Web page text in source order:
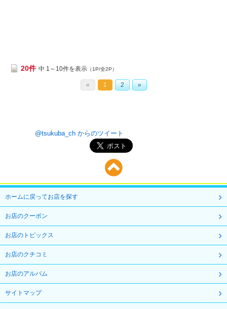
20件 中 1～10件を表示 （1P/全2P）
« 1 2 »
@tsukuba_ch からのツイート
ホームに戻ってお店を探す
お店のクーポン
お店のトピックス
お店のクチコミ
お店のアルバム
サイトマップ